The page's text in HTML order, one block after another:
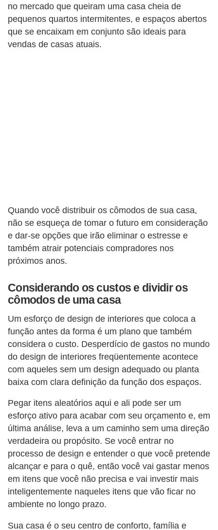
no mercado que queiram uma casa cheia de
pequenos quartos intermitentes, e espaços abertos
que se encaixam em conjunto são ideais para
vendas de casas atuais.
Quando você distribuir os cômodos de sua casa,
não se esqueça de tomar o futuro em consideração
e dar-se opções que irão eliminar o estresse e
também atrair potenciais compradores nos
próximos anos.
Considerando os custos e dividir os
cômodos de uma casa
Um esforço de design de interiores que coloca a
função antes da forma é um plano que também
considera o custo. Desperdício de gastos no mundo
do design de interiores freqüentemente acontece
com aqueles sem um design adequado ou planta
baixa com clara definição da função dos espaços.
Pegar itens aleatórios aqui e ali pode ser um
esforço ativo para acabar com seu orçamento e, em
última análise, leva a um caminho sem uma direção
verdadeira ou propósito. Se você entrar no
processo de design e entender o que você pretende
alcançar e para o quê, então você vai gastar menos
em itens que você não precisa e vai investir mais
inteligentemente naqueles itens que vão ficar no
ambiente no longo prazo.
Sua casa é o seu centro de conforto, família e